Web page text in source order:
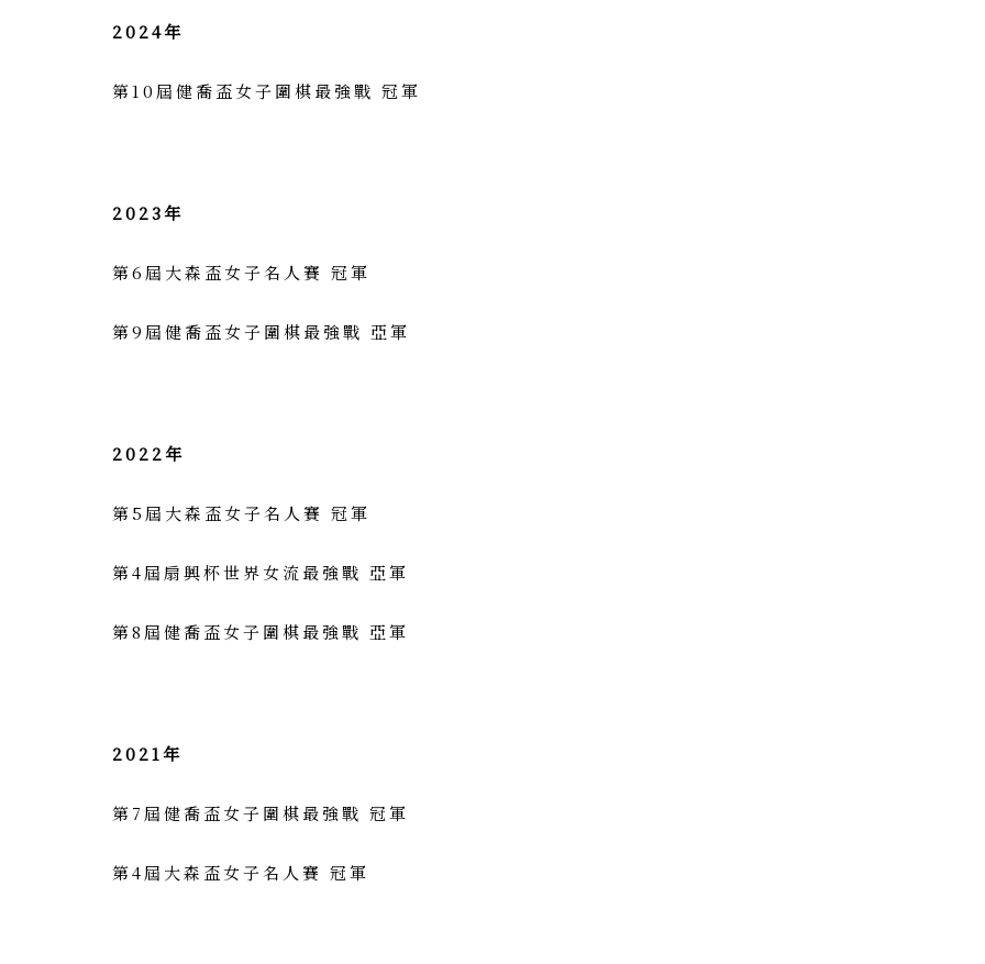
2024年
第10屆健喬盃女子圍棋最強戰 冠軍
2023年
第6屆大森盃女子名人賽 冠軍
第9屆健喬盃女子圍棋最強戰 亞軍
2022年
第5屆大森盃女子名人賽 冠軍
第4屆扇興杯世界女流最強戰 亞軍
第8屆健喬盃女子圍棋最強戰 亞軍
2021年
第7屆健喬盃女子圍棋最強戰 冠軍
第4屆大森盃女子名人賽 冠軍